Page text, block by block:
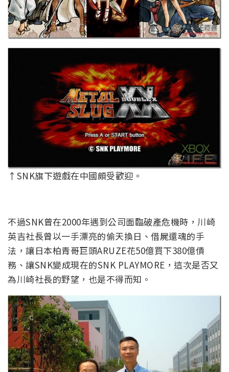
↑SNK旗下遊戲在中國頗受歡迎。
不過SNK曾在2000年遇到公司面臨破產危機時，川崎
英吉社長曾以一手漂亮的偷天換日、借屍還魂的手
法，讓日本柏青哥巨頭ARUZE花50億買下380億債
務、讓SNK變成現在的SNK PLAYMORE，這次是否又
為川崎社長的野望，也是不得而知。